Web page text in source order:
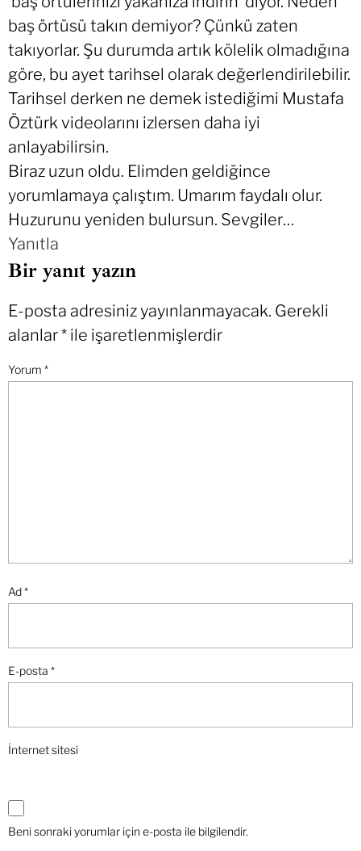
baş örtüsü takın demiyor? Çünkü zaten
takıyorlar. Şu durumda artık kölelik olmadığına
göre, bu ayet tarihsel olarak değerlendirilebilir.
Tarihsel derken ne demek istediğimi Mustafa
Öztürk videolarını izlersen daha iyi
anlayabilirsin.
Biraz uzun oldu. Elimden geldiğince
yorumlamaya çalıştım. Umarım faydalı olur.
Huzurunu yeniden bulursun. Sevgiler…
Yanıtla
Bir yanıt yazın
E-posta adresiniz yayınlanmayacak. Gerekli
alanlar* ile işaretlenmişlerdir
Yorum *
Ad*
E-posta *
İnternet sitesi
Beni sonraki yorumlar için e-posta ile bilgilendir.